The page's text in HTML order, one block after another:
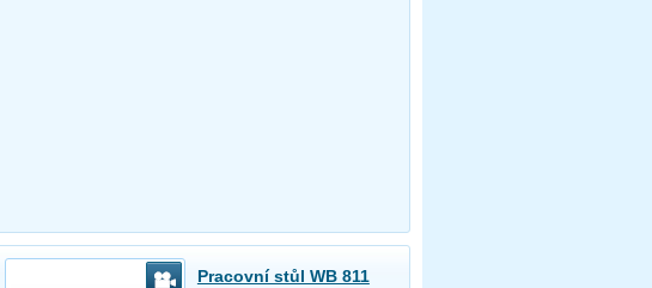
Pracovní stůl WB 811